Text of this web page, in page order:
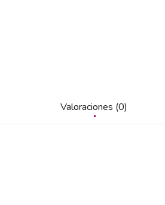
Valoraciones (0)